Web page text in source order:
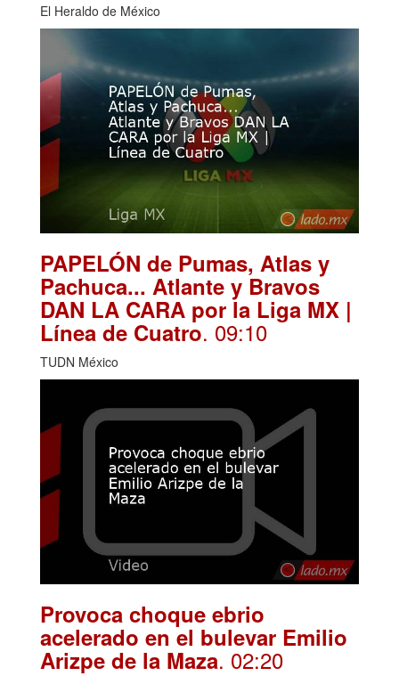
El Heraldo de México
PAPELÓN de Pumas, Atlas y
Pachuca... Atlante y Bravos
DAN LA CARA por la Liga MX |
Línea de Cuatro. 09:10
TUDN México
Provoca choque ebrio
acelerado en el bulevar Emilio
Arizpe de la Maza. 02:20